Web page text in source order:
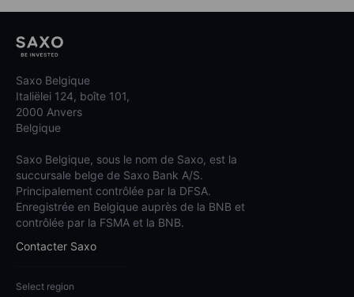
Saxo Belgique
Italiëlei 124, boîte 101,
2000 Anvers
Belgique
Saxo Belgique, sous le nom de Saxo, est la
succursale belge de Saxo Bank A/S.
Principalement contrôlée par la DFSA.
Enregistrée en Belgique auprès de la BNB et
contrôlée par la FSMA et la BNB.
Contacter Saxo
Select region